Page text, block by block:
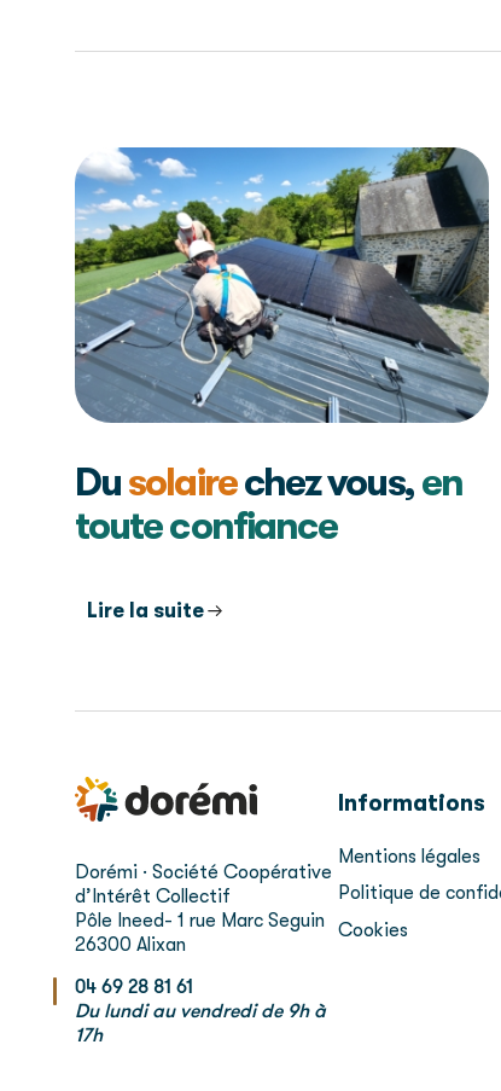
Dusolairechez vous,en
toute confiance
Lire la suite
Dorémi · Société Coopérative
d’Intérêt Collectif
Pôle Ineed- 1 rue Marc Seguin
26300 Alixan
04 69 28 81 61
Du lundi au vendredi de 9h à
17h
Informations
Mentions légales
Politique de
Cookies